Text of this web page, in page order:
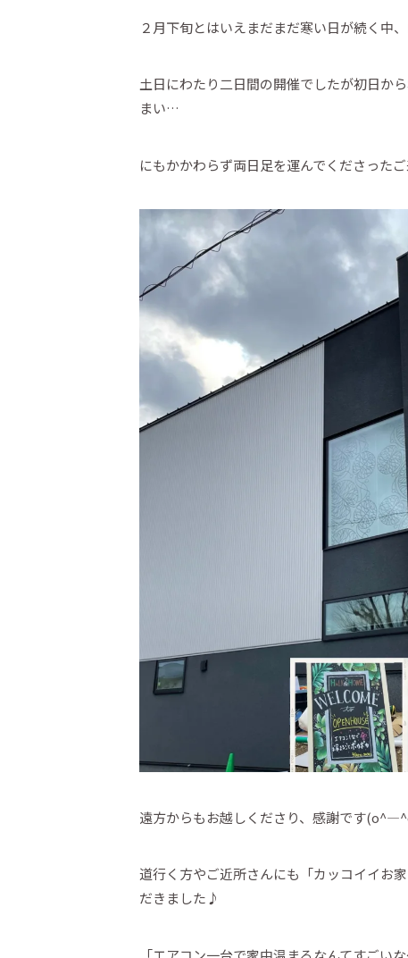
２月下旬とはいえまだまだ寒い日が続く中
土日にわたり二日間の開催でしたが初日か
まい…
にもかかわらず両日足を運んでくださった
遠方からもお越しくださり、感謝です
道行く方やご近所さんにも「カッコイイお
だきました♪